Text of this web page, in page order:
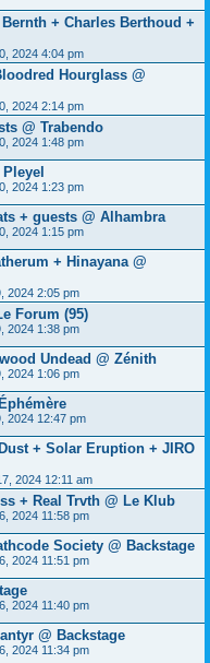
+ Charles Berthoud +
2024 4:04 pm
Hourglass @
2024 2:14 pm
@ Trabendo
2024 1:48 pm
2024 1:23 pm
+ guests @ Alhambra
2024 1:15 pm
+ Hinayana @
2024 2:05 pm
Forum (95)
2024 1:38 pm
Undead @ Zénith
2024 1:06 pm
2024 12:47 pm
+ Solar Eruption + JIRO
2024 12:11 am
+ Real Trvth @ Le Klub
2024 11:58 pm
Society @ Backstage
2024 11:51 pm
2024 11:40 pm
@ Backstage
2024 11:34 pm